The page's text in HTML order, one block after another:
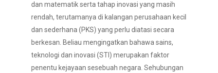
dan matematik serta tahap inovasi yang masih
rendah, terutamanya di kalangan perusahaan kecil
dan sederhana (PKS) yang perlu diatasi secara
berkesan. Beliau mengingatkan bahawa sains,
teknologi dan inovasi (STI) merupakan faktor
penentu kejayaan sesebuah negara. Sehubungan